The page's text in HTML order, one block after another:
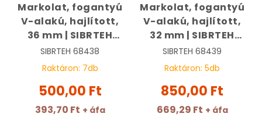
Markolat, fogantyú
V-alakú, hajlított,
36 mm | SIBRTEH
68438
SIBRTEH 68438
Raktáron: 7db
500,00 Ft
393,70 Ft + áfa
Markolat, fogantyú
V-alakú, hajlított,
32 mm | SIBRTEH
68439
SIBRTEH 68439
Raktáron: 5db
850,00 Ft
669,29 Ft + áfa